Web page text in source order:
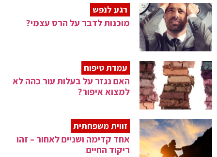
רגע לנפש
מוכנות לדבר על הרס עצמי?
עמדת טיפוח
האם נגזר על בעלות עור כהה לא
למצוא איפור?
זווית משפחתית
אחד קדימה ושניים לאחור – זהו
ריקוד החיים